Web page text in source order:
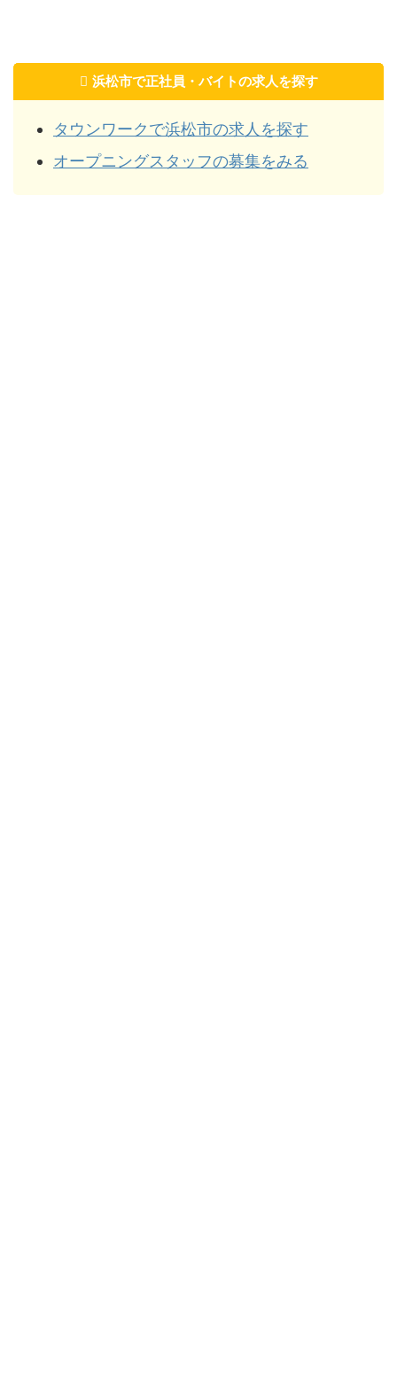
浜松市で正社員・バイトの求人を探す
タウンワークで浜松市の求人を探す
オープニングスタッフの募集をみる